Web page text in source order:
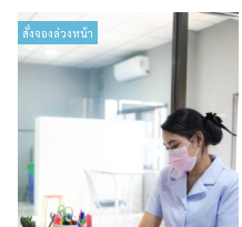
สั่งจองล่วงหน้า